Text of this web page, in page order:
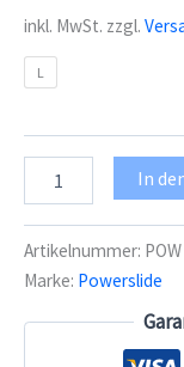
inkl. MwSt. zzgl.
L
Trikot
für
Damen
Pure
In
Artikelnummer:
Marke: Powerslide